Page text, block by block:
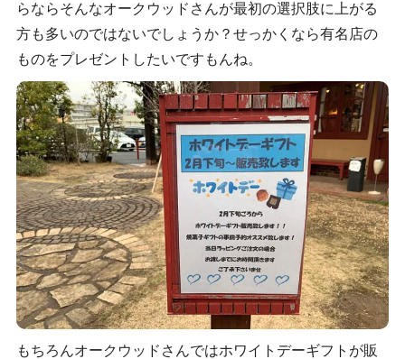
らならそんなオークウッドさんが最初の選択肢に上がる
方も多いのではないでしょうか？せっかくなら有名店の
ものをプレゼントしたいですもんね。
もちろんオークウッドさんではホワイトデーギフトが販